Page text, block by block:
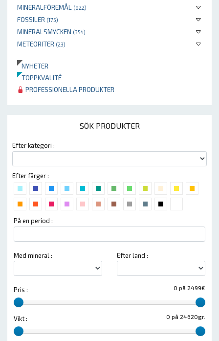
MINERALFÖREMÅL (922)
FOSSILER (175)
MINERALSMYCKEN (354)
METEORITER (23)
NYHETER
TOPPKVALITÉ
PROFESSIONELLA PRODUKTER
SÖK PRODUKTER
Efter kategori :
Efter färger :
På en period :
Med mineral : Efter land :
0 på 2499€
Pris :
0 på 24620gr.
Vikt :